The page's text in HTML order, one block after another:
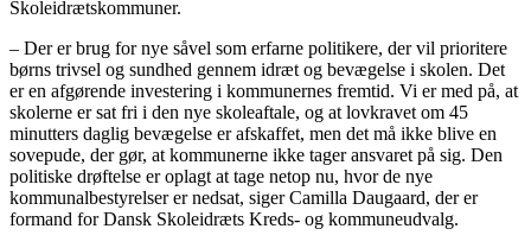
Skoleidrætskommuner.
– Der er brug for nye såvel som erfarne politikere, der vil prioritere
børns trivsel og sundhed gennem idræt og bevægelse i skolen. Det
er en afgørende investering i kommunernes fremtid. Vi er med på, at
skolerne er sat fri i den nye skoleaftale, og at lovkravet om 45
minutters daglig bevægelse er afskaffet, men det må ikke blive en
sovepude, der gør, at kommunerne ikke tager ansvaret på sig. Den
politiske drøftelse er oplagt at tage netop nu, hvor de nye
kommunalbestyrelser er nedsat, siger Camilla Daugaard, der er
formand for Dansk Skoleidræts Kreds- og kommuneudvalg.